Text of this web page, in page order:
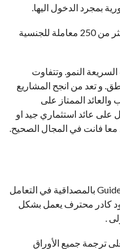
شركة دليل انطاليا قد قامت بإنجاز أكثر من 250 معاملة للجنسية
النمو. وتتفاوت
و تعد من انجح المشاريع
والعائد الممتاز على
على عائد استثماري جيد او
معا فانت في المجال الصحيح.
تتميز شركة دليل انطاليا Guide of Antalya بالمصداقية في التعامل
كادر محترف يعمل بشكل
.
ترجمة جميع الأوراق